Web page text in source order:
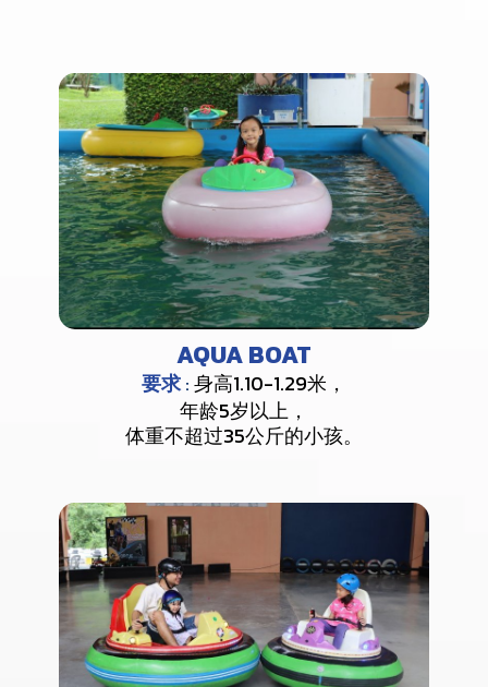
AQUA BOAT
要求:身高1.10-1.29米，
年龄5岁以上，
体重不超过35公斤的小孩。